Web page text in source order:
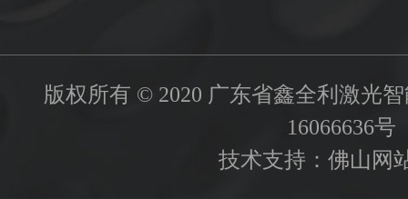
版权所有 © 2020 广东省鑫全利激光
16066636号
技术支持： 佛山网